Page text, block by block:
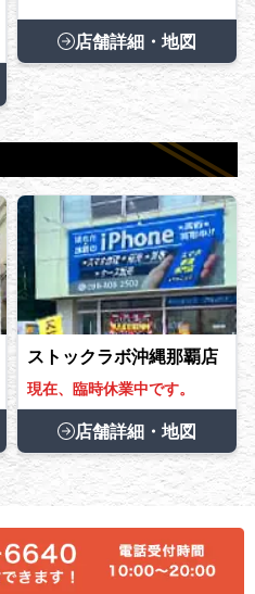
店舗詳細・地図
ストックラボ沖縄那覇店
現在、臨時休業中です。
店舗詳細・地図